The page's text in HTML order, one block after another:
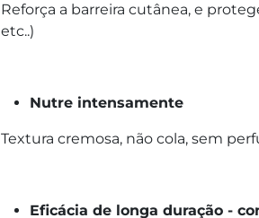
Reforça a barreira cutânea, e
etc..)
Nutre intensamente
Textura cremosa, não cola, sem
Eficácia de longa duração -